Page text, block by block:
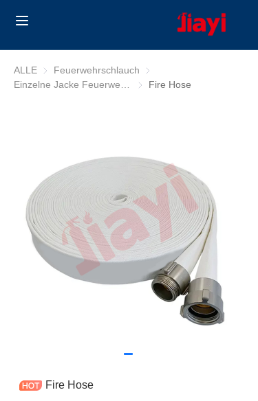
ALLE Feuerwehrschlauch Feuerwehrschlauch
Einzelne Jacke
Fire Hose
Fire Hose
Products
Über uns
Contact us